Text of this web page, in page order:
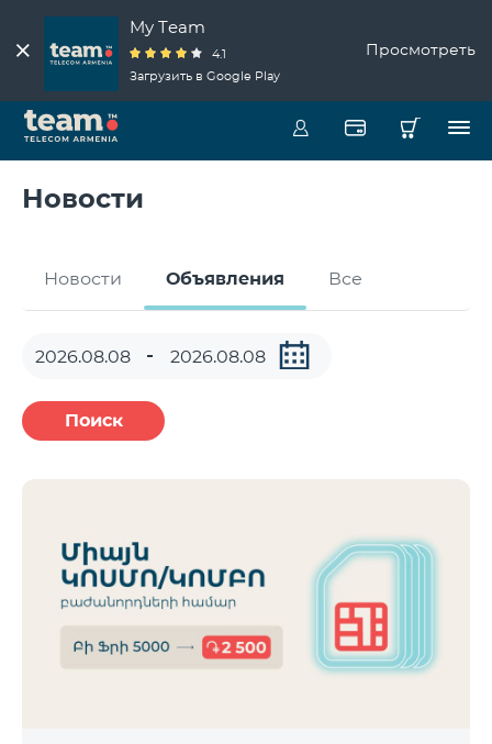
My Team
4.1
Загрузить в Google Play
Просмотреть
Новости
Новости Объявления Все
Поиск